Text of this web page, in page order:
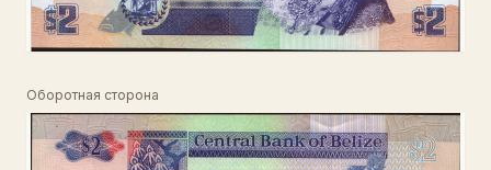
Оборотная сторона